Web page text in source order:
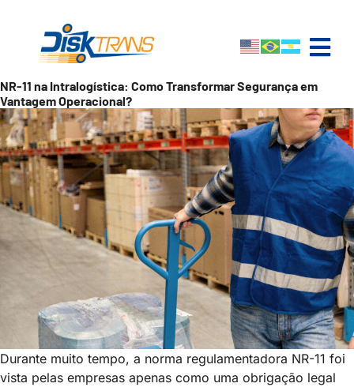
NR-11 na Intralogística: Como Transformar Segurança em
Vantagem Operacional?
Durante muito tempo, a norma regulamentadora NR-11 foi
vista pelas empresas apenas como uma obrigação legal